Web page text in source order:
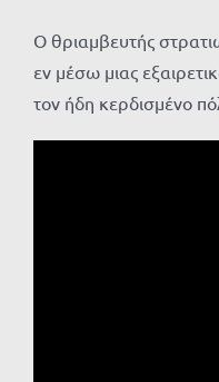
Ο θριαμβευτής
εν μέσω μιας
τον ήδη κερδισμένο